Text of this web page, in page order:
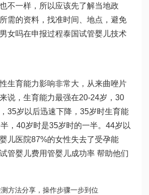
不一样，所以应该先了解当地政
需的资料，找准时间、地点，避免
女吗在申报过程泰国试管婴儿技术
生育能力影响非常大，从来曲唑片
说，生育能力最强在20-24岁，30
35岁以后迅速下降，35岁时生育能
，40岁时是35岁时的一半。44岁以
儿医院87%的女性失去了受孕能
管婴儿费用管婴儿成功率 帮助他们
方法分享，操作步骤一步到位